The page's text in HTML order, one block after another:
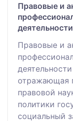
Правовые и
деятельности
Правовые и
отражающая
правовой
политики
социальный